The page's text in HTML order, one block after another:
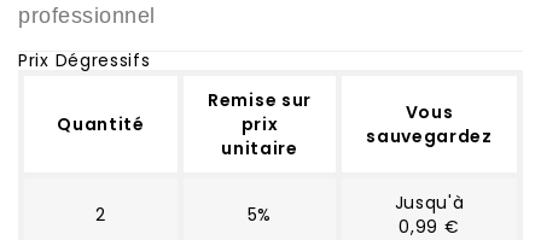
professionnel
Prix Dégressifs
Quantité
Remise sur
prix
unitaire
Vous
sauvegardez
2 5%
Jusqu'à
0,99 €